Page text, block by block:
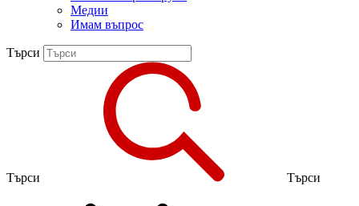
Медии
Имам въпрос
Търси
Търси Търси